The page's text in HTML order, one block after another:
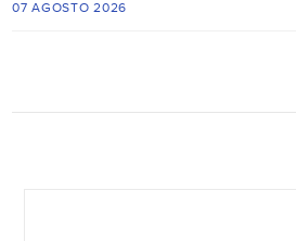
07 AGOSTO 2026